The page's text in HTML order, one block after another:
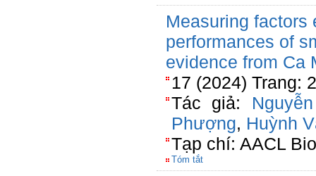
Measuring factors
performances of
evidence from Ca
17 (2024) Trang:
Tác giả:
Phượng, Huỳnh
Tạp chí: AACL
Tóm tắt